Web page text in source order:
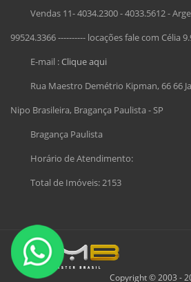
Vendas 11- 4034.2300 - 4033.5612 -
99524.3366 ---------- locações fale com Célia
E-mail :Clique aqui
Rua Maestro Demétrio Kipman, 66 66
Nipo Brasileira, Bragança Paulista - SP
Bragança Paulista
Horário de Atendimento:
Total de Imóveis: 2153
Copyright © 2003 -